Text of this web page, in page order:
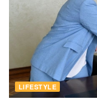
LIFESTYLE